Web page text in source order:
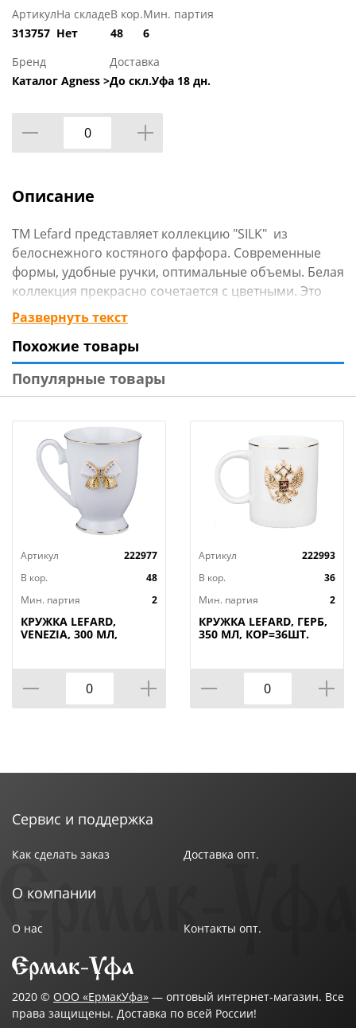
Артикул
313757
На складе
Нет
В кор.
48
Мин. партия
6
Бренд
Каталог Agness >
Доставка
До скл.Уфа 18 дн.
Описание
ТМ Lefard представляет коллекцию "SILK" из
белоснежного костяного фарфора. Современные
формы, удобные ручки, оптимальные объемы. Белая
коллекция прекрасно сочетается с цветными. Это
простое и сложное решение для сервировки любого
стола, как праздничного, так и обеденного в кругу
семьи. Это прекрасный подарок для себя и своих
близких! Можно использовать в микроволновой
печи и посудомоечной машине.
Развернуть текст
Похожие товары
Популярные товары
Артикул
222977
В кор.
48
Мин. партия
2
КРУЖКА LEFARD,
VENEZIA, 300 МЛ,
Артикул
222993
В кор.
36
Мин. партия
2
КРУЖКА LEFARD, ГЕРБ,
350 МЛ, КОР=36ШТ.
Сервис и поддержка
Как сделать заказ Доставка опт.
О компании
О нас Контакты опт.
2020 © ООО «ЕрмакУфа» — оптовый интернет-магазин. Все
права защищены. Доставка по всей России!